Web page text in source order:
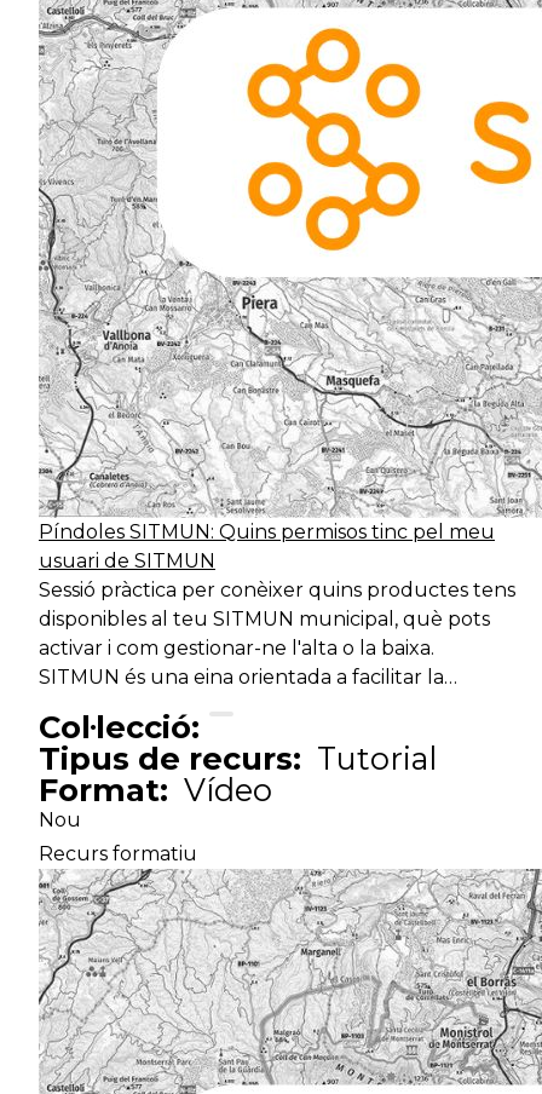
Píndoles SITMUN: Quins permisos tinc pel meu
usuari de SITMUN
Sessió pràctica per conèixer quins productes tens
disponibles al teu SITMUN municipal, què pots
activar i com gestionar-ne l'alta o la baixa.
SITMUN és una eina orientada a facilitar la…
Col·lecció:
Tipus de recurs: Tutorial
Format: Vídeo
Nou
Recurs formatiu